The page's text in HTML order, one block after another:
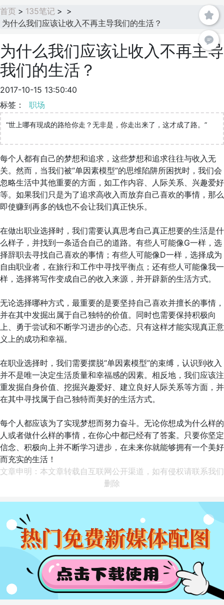
首页 > 135笔记 > >
为什么我们应该让收入不再主导我们的生活？
为什么我们应该让收入不再主导
我们的生活？
2017-10-15 13:50:40
标签： 职场
“世上哪有现成的路给你走？无非是，你走出来了，这才成了路。”
每个人都有自己的梦想和追求，这些梦想和追求往往与收入无
关。然而，当我们被“单因素模型”的思维陷阱所困扰时，我们会
忽略生活中其他重要的方面，如工作内容、人际关系、兴趣爱好
等。如果我们只是为了追求高收入而放弃自己喜欢的事情，那么
即使赚到再多的钱也不会让我们真正快乐。
在做出职业选择时，我们需要认真思考自己真正想要的生活是什
么样子，并找到一条适合自己的道路。有些人可能像G一样，选
择辞职去寻找自己喜欢的事情；有些人可能像D一样，选择成为
自由职业者，在旅行和工作中寻找平衡点；还有些人可能像我一
样，选择将写作变成自己的收入来源，并开辟新的生活方式。
无论选择哪种方式，最重要的是要坚持自己喜欢并擅长的事情，
并在其中发掘出属于自己独特的价值。同时也需要保持积极向
上、勇于尝试和不断学习进步的心态。只有这样才能实现真正意
义上的成功和幸福。
在职业选择时，我们需要摆脱“单因素模型”的束缚，认识到收入
并不是唯一决定生活质量和幸福感的因素。相反地，我们应该注
重发掘自身价值、挖掘兴趣爱好、建立良好人际关系等方面，并
在其中寻找属于自己独特而美好的生活方式。
每个人都应该为了实现梦想而努力奋斗。无论你想成为什么样的
人或者做什么样的事情，在你心中都已经有了答案。只要你坚定
信念、积极向上并不断学习进步，在未来你就能够拥有一个美好
而充实的生活！
文章申明：本文章转载自互联网公开渠道，如有侵权请联系我们
删除